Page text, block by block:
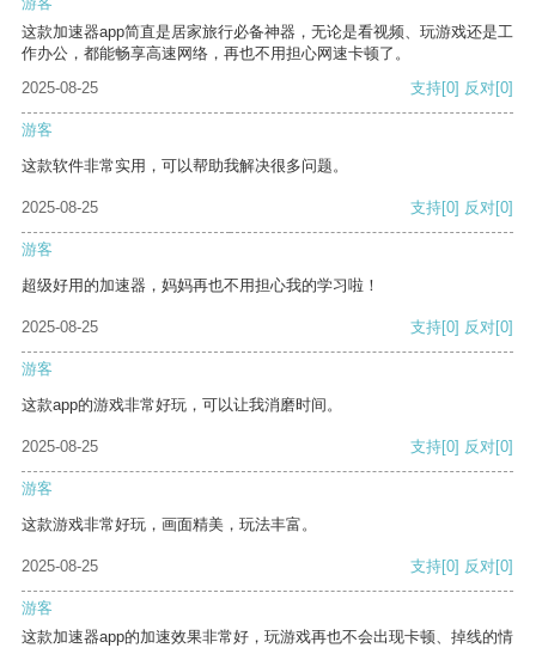
这款加速器app简直是居家旅行必备神器，无论是看视频、玩游戏还是工
作办公，都能畅享高速网络，再也不用担心网速卡顿了。
2025-08-25
支持[0] 反对[0]
游客
这款软件非常实用，可以帮助我解决很多问题。
2025-08-25 支持[0] 反对[0]
游客
超级好用的加速器，妈妈再也不用担心我的学习啦！
2025-08-25 支持[0] 反对[0]
游客
这款app的游戏非常好玩，可以让我消磨时间。
2025-08-25 支持[0] 反对[0]
游客
这款游戏非常好玩，画面精美，玩法丰富。
2025-08-25 支持[0] 反对[0]
游客
这款加速器app的加速效果非常好，玩游戏再也不会出现卡顿、掉线的情